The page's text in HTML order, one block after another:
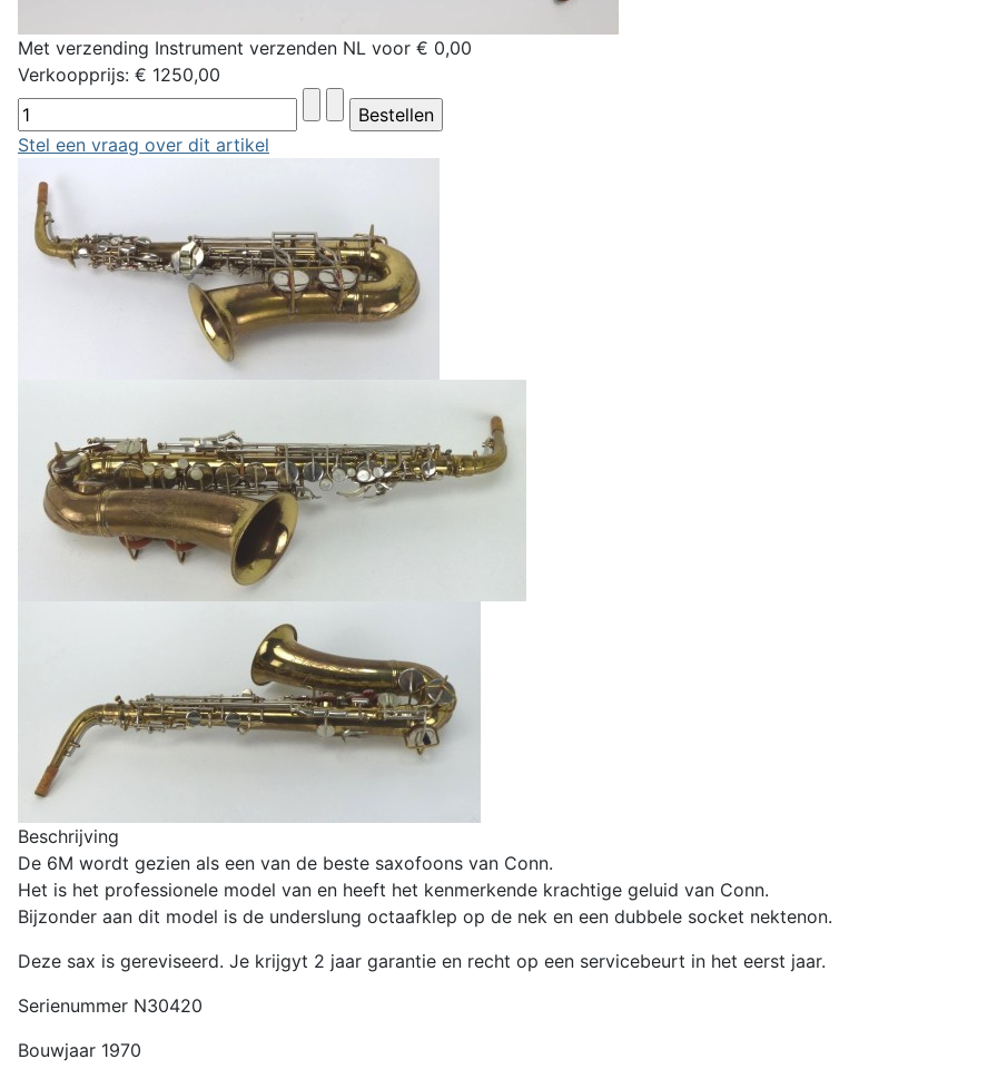
Met verzending Instrument verzenden NL voor € 0,00
Verkoopprijs: € 1250,00
Stel een vraag over dit artikel
Beschrijving
De 6M wordt gezien als een van de beste saxofoons van Conn.
Het is het professionele model van en heeft het kenmerkende krachtige geluid van Conn.
Bijzonder aan dit model is de underslung octaafklep op de nek en een dubbele socket nektenon.
Deze sax is gereviseerd. Je krijgyt 2 jaar garantie en recht op een servicebeurt in het eerst jaar.
Serienummer N30420
Bouwjaar 1970